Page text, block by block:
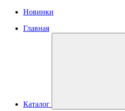
Новинки
Главная
Каталог